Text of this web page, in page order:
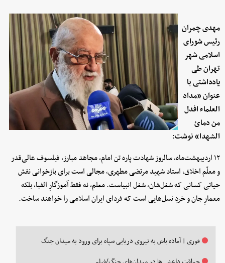
مهدی چمران
رئیس شورای
اسلامی شهر
تهران طی
یادداشتی با
عنوان «مداد
العلماء افدل
من دمائ
الشهدا» نوشت:
۱۲ اردیبهشت‌ماه، سالروز شهادت پاره تن امام، مجاهد مبارز، فیلسوف عالی‌قدر
و معلّم اخلاق، استاد شهید مرتضی مطهری، مجالی است برای بازخوانی نقش
حیاتی کسانی که شغل‌شان، شغل انبیاست. معلم، نه فقط آموزگارِ الفبا، بلکه
معمارِ جان و خردِ نسل‌هایی است که فردای ایران اسلامی را خواهند ساخت.
فوری | آماده‌ باش به نیروی دریایی سپاه برای ورود به میدان جنگ